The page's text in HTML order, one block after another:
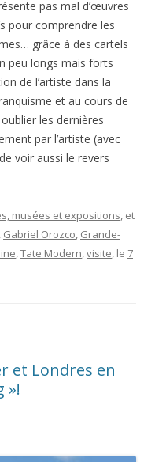
pas mal d’œuvres
pour comprendre les
grâce à des cartels
peu longs mais forts
de l’artiste dans la
et au cours de
les dernières
par l’artiste (avec
voir aussi le revers
musées et expositions, et
, Gabriel Orozco, Grande-
,Tate Modern,visite, le 7
et Londres en
»!